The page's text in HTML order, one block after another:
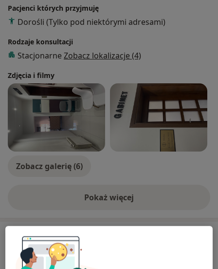
Pacjenci których przyjmuję
Dorośli (Tylko pod niektórymi adresami)
Rodzaje konsultacji
Stacjonarne Zobacz lokalizacje (4)
Zdjęcia i filmy
Zobacz galerię (6)
Pokaż więcejo doświadczeniu
Aktualności
dr n. med. Michał Paluch
św. Brata Alberta 8a, 41-407 Imielin